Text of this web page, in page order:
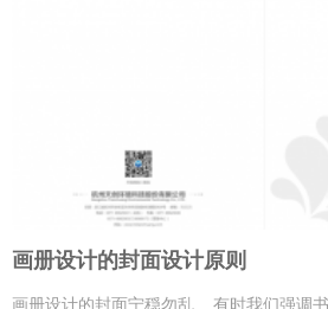
画册设计的封面设计原则
画册设计的封面宁穏勿乱 有时我们强调